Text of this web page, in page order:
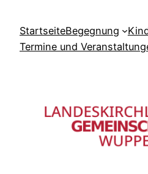
Inhalt
springen
StartseiteBegegnung
Termine und